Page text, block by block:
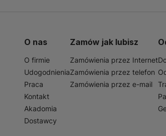
A7 jest idealnym rozwiązaniem dla
O nas
O firmie
Udogodnienia
Praca
Kontakt
Akadomia
Dostawcy
Zamów jak lubisz
Zamówienia przez Internet
Zamówienia przez telefon
Zamówienia przez e-mail